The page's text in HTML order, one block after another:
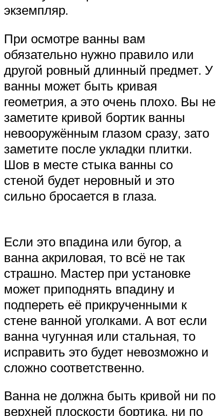
экземпляр.
При осмотре ванны вам
обязательно нужно правило или
другой ровный длинный предмет. У
ванны может быть кривая
геометрия, а это очень плохо. Вы не
заметите кривой бортик ванны
невооружённым глазом сразу, зато
заметите после укладки плитки.
Шов в месте стыка ванны со
стеной будет неровный и это
сильно бросается в глаза.
Если это впадина или бугор, а
ванна акриловая, то всё не так
страшно. Мастер при установке
может приподнять впадину и
подпереть её прикрученными к
стене ванной уголками. А вот если
ванна чугунная или стальная, то
исправить это будет невозможно и
сложно соответственно.
Ванна не должна быть кривой ни по
верхней плоскости бортика, ни по